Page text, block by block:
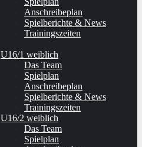
Anschreibeplan
Spielberichte & News
Trainingszeiten
U16/1 weiblich
Das Team
Spielplan
Anschreibeplan
Spielberichte & News
Trainingszeiten
U16/2 weiblich
Das Team
Spielplan